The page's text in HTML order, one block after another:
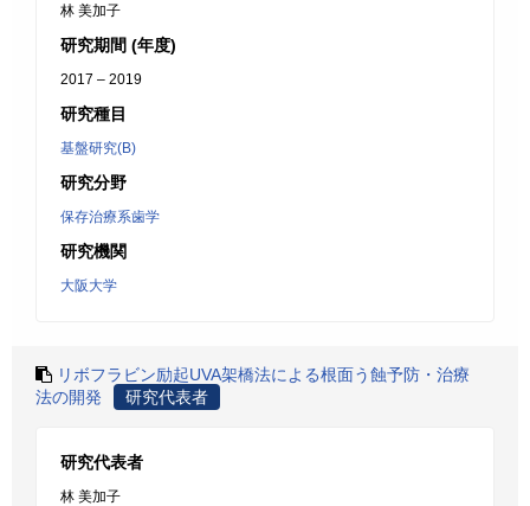
林 美加子
研究期間 (年度)
2017 – 2019
研究種目
基盤研究(B)
研究分野
保存治療系歯学
研究機関
大阪大学
リボフラビン励起UVA架橋法による根面う蝕予防・治療
法の開発
研究代表者
研究代表者
林 美加子